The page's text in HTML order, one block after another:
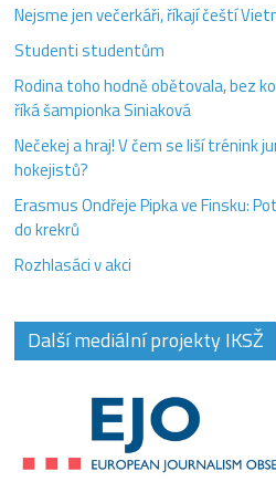
Nejsme jen večerkáři, říkají čeští
Studenti studentům
Rodina toho hodně obětovala, bez
říká šampionka Siniaková
Nečekej a hraj! V čem se liší trénink
hokejistů?
Erasmus Ondřeje Pipka ve Finsku:
do krekrů
Rozhlasáci v akci
Další mediální projekty IKSŽ